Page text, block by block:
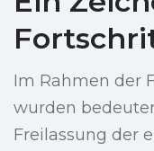
Im Rahmen der
wurden
Freilassung der